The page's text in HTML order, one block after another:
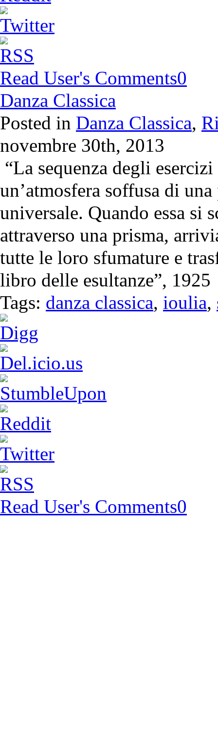
Read User's Comments0
Danza Classica
Posted in Danza Classica,
novembre 30th, 2013
“La sequenza degli
un’atmosfera soffusa di
universale. Quando essa si
attraverso una prisma,
tutte le loro sfumature e
libro delle esultanze”, 1925
Tags: danza classica, ioulia,
Read User's Comments0